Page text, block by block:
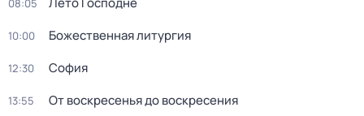
08:05
10:00 Божественная литургия
12:30 София
13:55 От воскресенья до воскресения